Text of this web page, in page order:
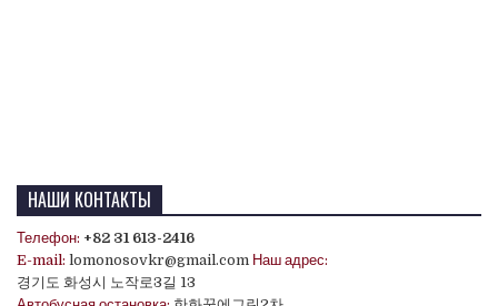
НАШИ КОНТАКТЫ
Телефон: +82 31 613-2416
E-mail: lomonosovkr@gmail.com Наш адрес:
경기도 화성시 노작로3길 13